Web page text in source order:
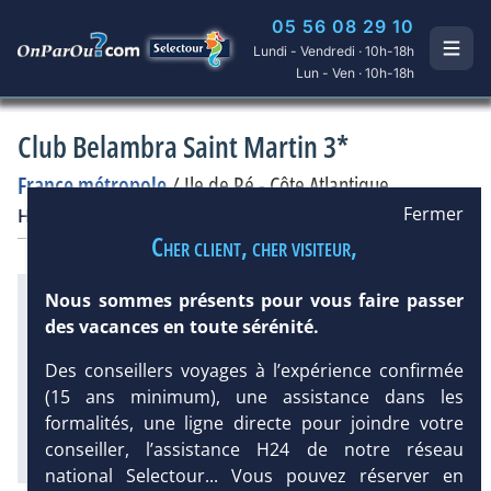
05 56 08 29 10
Lundi - Vendredi · 10h-18h
Lun - Ven · 10h-18h
Club Belambra Saint Martin 3*
France métropole/Ile de Ré - Côte Atlantique
Hôtel
DEMANDE
D’INFORMATIONS
Infos plages :
Dist. Distance:
Long.Longueur:
Équipement :
142
Tx:13 % Tx : 77 %
Diaporama
Fermer
Cher client, cher visiteur,
Nous sommes présents pour vous faire passer
des vacances en toute sérénité.
Des conseillers voyages à l’expérience confirmée
(15 ans minimum), une assistance dans les
formalités, une ligne directe pour joindre votre
conseiller, l’assistance H24 de notre réseau
national Selectour... Vous pouvez réserver en